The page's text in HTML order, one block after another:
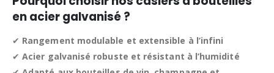
en acier galvanisé ?
✔ Rangement modulable et extensible à l’infini
✔Acier galvanisé robuste et résistant à l’humidité